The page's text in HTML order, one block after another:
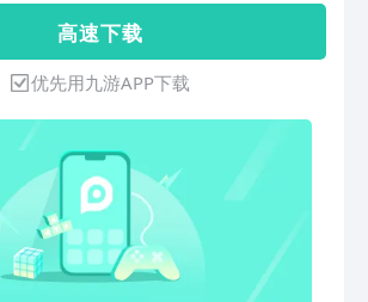
黑色块是一个全新的免费黑色钢琴块的游
戏。没有应用内购买功能。永远免费玩。
音乐黑色块可以很容易地使你的手机成为
一个魔术钢琴！在你的Android设备上现
在播放最好的速度挑战游戏的钢琴黑色
块！
高 速 下 载
优先用九游APP下载